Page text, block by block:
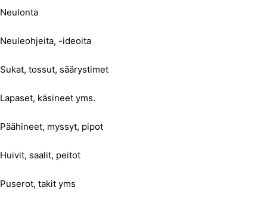
Neulonta
Neuleohjeita, -ideoita
Sukat, tossut, säärystimet
Lapaset, käsineet yms.
Päähineet, myssyt, pipot
Huivit, saalit, peitot
Puserot, takit yms